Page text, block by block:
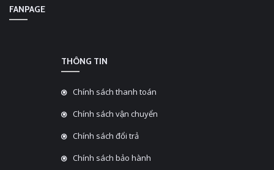
FANPAGE
THÔNG TIN
Chính sách thanh toán
Chính sách vận chuyển
Chính sách đổi trả
Chính sách bảo hành